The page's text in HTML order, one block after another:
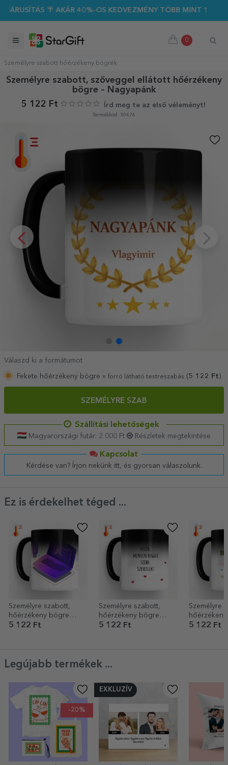
🌴 AKÁR 40%-OS KEDVEZMÉNY TÖBB MINT 100
0
Személyre szabott hőérzékeny bögrék
Személyre szabott, szöveggel ellátott hőérzékeny
bögre – Nagyapánk
5 122 Ft
Írd meg te az első véleményt!
Termékkód: 30476
Válaszd ki a formátumot
Fekete hőérzékeny bögre » forró látható testreszabás (5 122 Ft )
SZEMÉLYRE SZAB
Szállítási lehetőségek
Magyarországi futár: 2 000 Ft Részletek megtekintése
Kapcsolat
Kérdése van? Írjon nekünk itt, és gyorsan válaszolunk.
Ez is érdekelhet téged ...
Személyre szabott,
hőérzékeny bögre
szöveggel -
5 122 Ft
Személyre szabott,
hőérzékeny bögre
üzenettel - Szerelem
5 122 Ft
Személyre
üzenettel -
5 122 Ft
Legújabb termékek ...
-20%
EXKLUZÍV